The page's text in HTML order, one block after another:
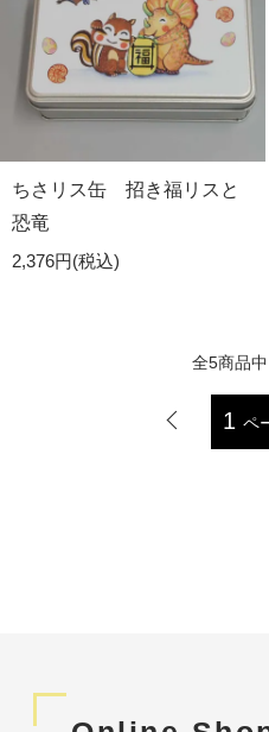
ちさリス缶 招き福リスと
恐竜
2,376円(税込)
全5商品中
1 ペ